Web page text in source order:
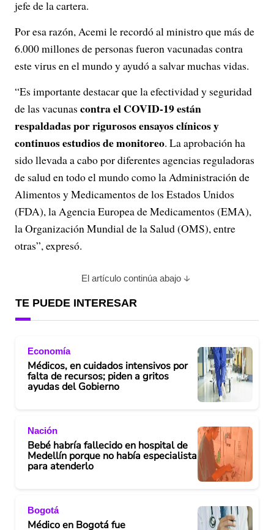
jefe de la cartera.
Por esa razón, Acemi le recordó al ministro que más de
6.000 millones de personas fueron vacunadas contra
este virus en el mundo y ayudó a salvar muchas vidas.
“Es importante destacar que la efectividad y seguridad
de las vacunas contra el COVID-19 están
respaldadas por rigurosos ensayos clínicos y
continuos estudios de monitoreo. La aprobación ha
sido llevada a cabo por diferentes agencias reguladoras
de salud en todo el mundo como la Administración de
Alimentos y Medicamentos de los Estados Unidos
(FDA), la Agencia Europea de Medicamentos (EMA),
la Organización Mundial de la Salud (OMS), entre
otras”, expresó.
El artículo continúa abajo
TE PUEDE INTERESAR
Economía
Médicos, en cuidados intensivos por
falta de recursos; piden a gritos
ayudas del Gobierno
Nación
Bebé habría fallecido en hospital de
Medellín porque no había especialista
para atenderlo
Bogotá
Médico en Bogotá fue